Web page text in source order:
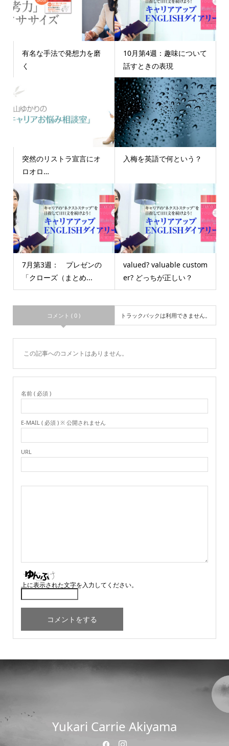
有名な手法で発想力を磨
く
10月第4週：趣味について
話すときの表現
突然のリストラ宣言にオ
ロオロ…
入梅を英語で何という？
7月第3週： プレゼンの
「クローズ（まとめ...
valued? valuable custom
er? どっちが正しい？
コメント ( 0 ) トラックバックは利用できません。
この記事へのコメントはありません。
名前 ( 必須 )
E-MAIL ( 必須 ) ※ 公開されません
URL
上に表示された文字を入力してください。
Yukari Carrie Akiyama